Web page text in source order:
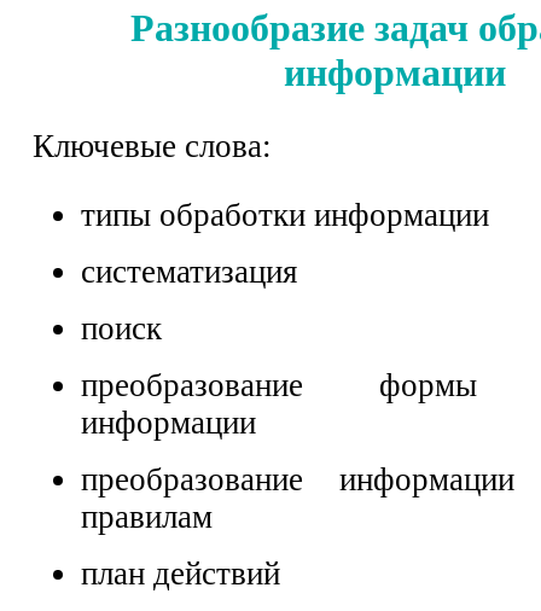
Разнообразие задач
информации
Ключевые слова:
типы обработки информации
систематизация
поиск
преобразование формы
информации
преобразование
правилам
план действий